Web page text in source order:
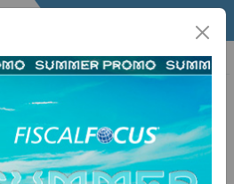
Informafisco
Adempimenti